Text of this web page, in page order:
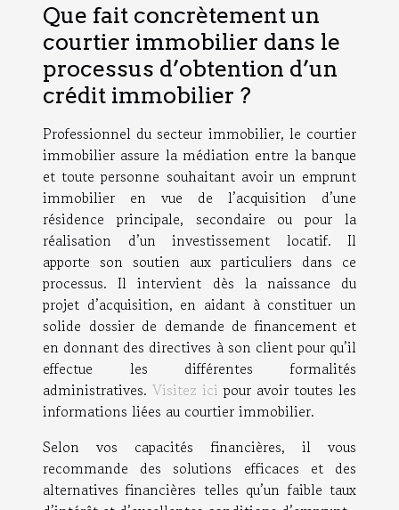
Que fait concrètement un
courtier immobilier dans le
processus d’obtention d’un
crédit immobilier ?
Professionnel du secteur immobilier, le courtier
immobilier assure la médiation entre la banque
et toute personne souhaitant avoir un emprunt
immobilier en vue de l’acquisition d’une
résidence principale, secondaire ou pour la
réalisation d’un investissement locatif. Il
apporte son soutien aux particuliers dans ce
processus. Il intervient dès la naissance du
projet d’acquisition, en aidant à constituer un
solide dossier de demande de financement et
en donnant des directives à son client pour qu’il
effectue les différentes formalités
administratives. Visitez ici pour avoir toutes les
informations liées au courtier immobilier.
Selon vos capacités financières, il vous
recommande des solutions efficaces et des
alternatives financières telles qu’un faible taux